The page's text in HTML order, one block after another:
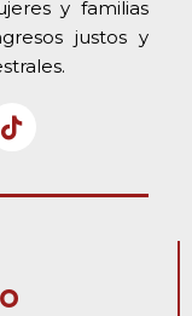
y familias
justos y